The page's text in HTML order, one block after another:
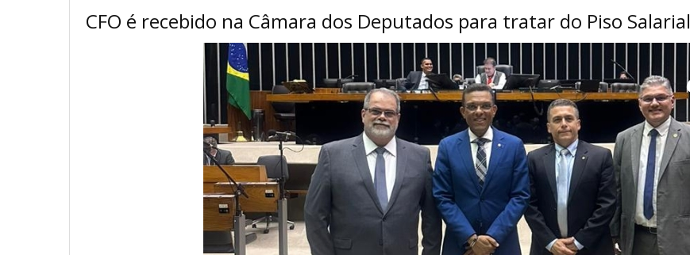
CFO é recebido na Câmara dos Deputados para tratar do Piso Salarial